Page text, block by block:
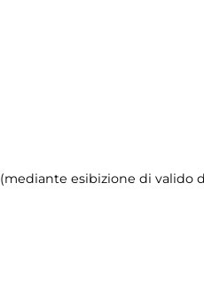
(mediante esibizione di valido